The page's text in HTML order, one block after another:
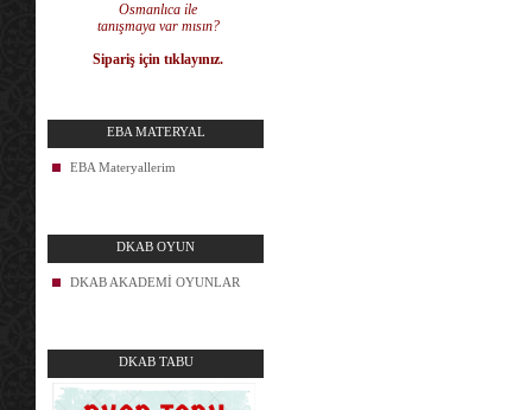
Osmanlıca ile
tanışmaya var mısın?
Sipariş için tıklayınız.
EBA MATERYAL
EBA Materyallerim
DKAB OYUN
DKAB AKADEMİ OYUNLAR
DKAB TABU